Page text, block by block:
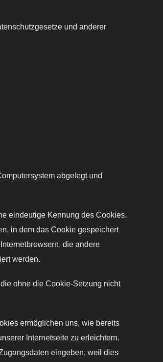
und anderer
abgelegt und
eindeutige Kennung des Cookies.
in dem das Cookie gespeichert
die andere
werden.
ohne die Cookie-Setzung nicht
ermöglichen uns, wie bereits
Internetseite zu erleichtern.
eingeben, weil dies